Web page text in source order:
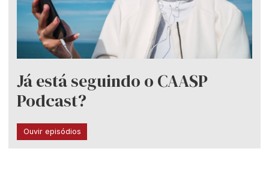
Já está seguindo o CAASP
Podcast?
Ouvir episódios